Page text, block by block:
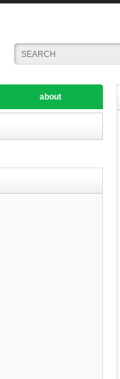
about